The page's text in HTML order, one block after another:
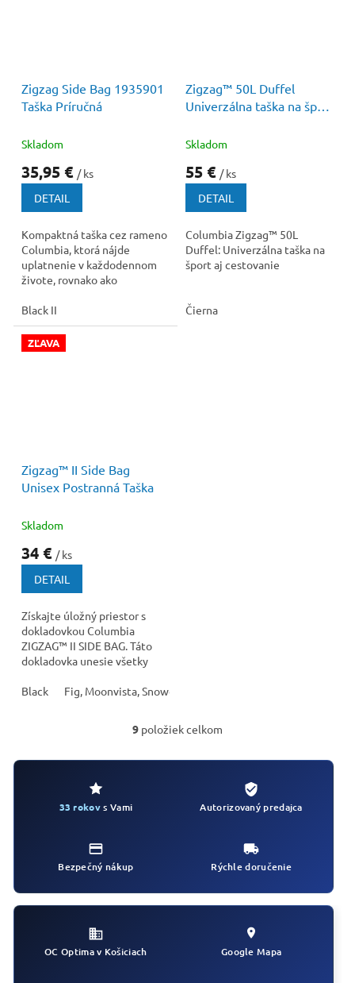
Zigzag Side Bag 1935901
Taška Príručná
Skladom
35,95 € / ks
DETAIL
Kompaktná taška cez rameno
Columbia, ktorá nájde
uplatnenie v každodennom
živote, rovnako ako
s hlavným vnútorným
priestorom a...
Black II
Zigzag™ 50L Duffel
Univerzálna taška na šport
Skladom
55 € / ks
DETAIL
Columbia Zigzag™ 50L
Duffel: Univerzálna taška na
šport aj cestovanie
Čierna
ZĽAVA
Zigzag™ II Side Bag
Unisex Postranná Taška
Skladom
34 € / ks
DETAIL
Získajte úložný priestor s
dokladovkou Columbia
ZIGZAG™ II SIDE BAG. Táto
dokladovka unesie všetky
popruhom a vonkajším...
Black Fig, Moonvista, Snowdrift
O
l
v
9položiek celkom
33 rokovs Vami Autorizovaný predajca
Bezpečný nákup Rýchle doručenie
OC Optima v Košiciach Google Mapa